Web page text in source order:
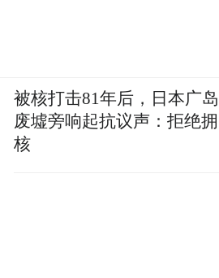
被核打击81年后，日本广岛
废墟旁响起抗议声：拒绝拥
核